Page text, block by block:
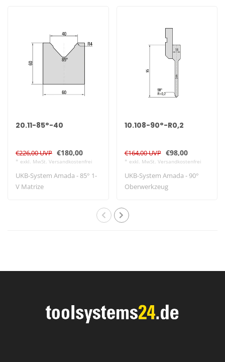
20.11-85°-40
€226,00 UVP €180,00
* exkl. MwSt. Versandkostenfrei
UKB-System Amada - 85° 1-
V Matrize
10.108-90°-R0,2
€164,00 UVP €98,00
* exkl. MwSt. Versandkostenfrei
UKB-System Amada - 90°
Oberwerkzeug